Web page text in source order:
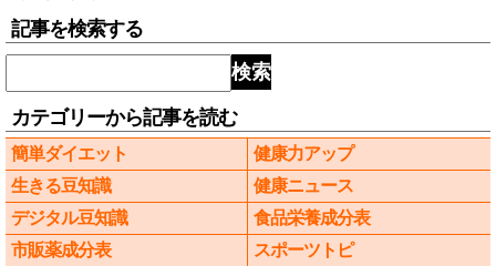
記事を検索する
検索
カテゴリーから記事を読む
簡単ダイエット
健康力アップ
生きる豆知識
健康ニュース
デジタル豆知識
食品栄養成分表
市販薬成分表
スポーツトピ